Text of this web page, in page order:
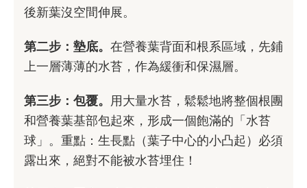
後新葉沒空間伸展。
第二步：墊底。 在營養葉背面和根系區域，先鋪
上一層薄薄的水苔，作為緩衝和保濕層。
第三步：包覆。 用大量水苔，鬆鬆地將整個根團
和營養葉基部包起來，形成一個飽滿的「水苔
球」。重點：生長點（葉子中心的小凸起）必須
露出來，絕對不能被水苔埋住！